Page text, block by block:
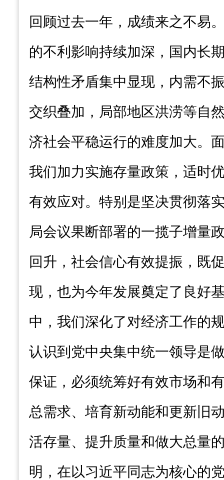
回顾过去一年，成绩来之不易
的不利影响持续加深，国内长
结构性矛盾集中显现，内需不
交织叠加，局部地区洪涝等自
济社会平稳运行的难度加大。
我们加力实施存量政策，适时
有效应对。特别是坚决贯彻落
局会议果断部署的一揽子增量
回升，社会信心有效提振，既
现，也为今年发展奠定了良好
中，我们深化了对经济工作的
认识到党中央集中统一领导是
保证，必须统筹好有效市场和
总需求、培育新动能和更新旧
活存量、提升质量和做大总量
明，在以习近平同志为核心的